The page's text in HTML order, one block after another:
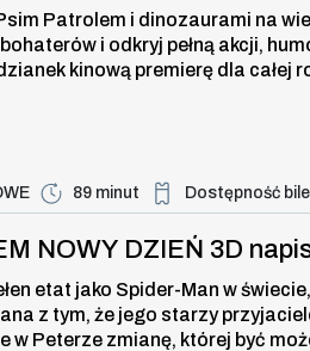
Patrolem i dinozaurami na
i odkryj pełną akcji,
kinową premierę dla całej
89 minut Dostępność
Duża dostępność
NOWY DZIEŃ
NOWY DZIEŃ 3D
etat jako Spider-Man w
z tym, że jego starzy
w Peterze zmianę, której być